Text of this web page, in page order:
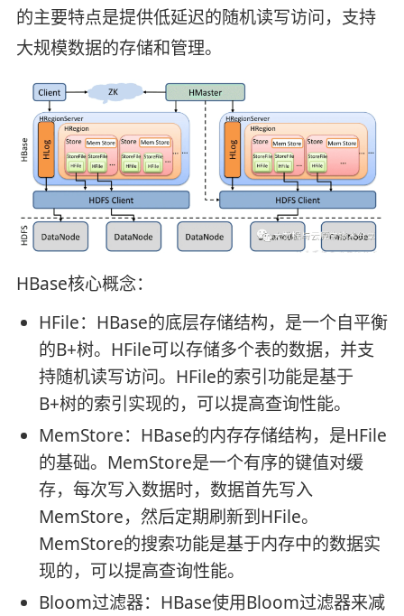
的主要特点是提供低延迟的随机读写访问，支持
大规模数据的存储和管理。
HBase核心概念：
HFile：HBase的底层存储结构，是一个自平衡
的B+树。HFile可以存储多个表的数据，并支
持随机读写访问。HFile的索引功能是基于
B+树的索引实现的，可以提高查询性能。
MemStore：HBase的内存存储结构，是HFile
的基础。MemStore是一个有序的键值对缓
存，每次写入数据时，数据首先写入
MemStore，然后定期刷新到HFile。
MemStore的搜索功能是基于内存中的数据实
现的，可以提高查询性能。
Bloom过滤器：HBase使用Bloom过滤器来减